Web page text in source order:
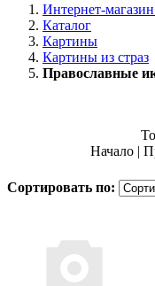
Интернет-
Каталог
Картины
Картины из страз
Православные
Начало |
Сортировать по: